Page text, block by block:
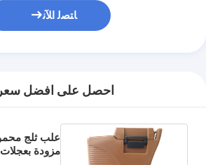
ﺎﺘﺼﻟ ﺍﻶﻧ
احصل على افضل
مزودة